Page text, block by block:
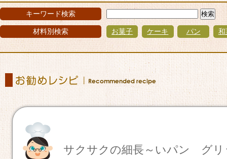
キーワード検索
材料別検索 お菓子 ケーキ パン 和
サクサクの細長～いパン グリ